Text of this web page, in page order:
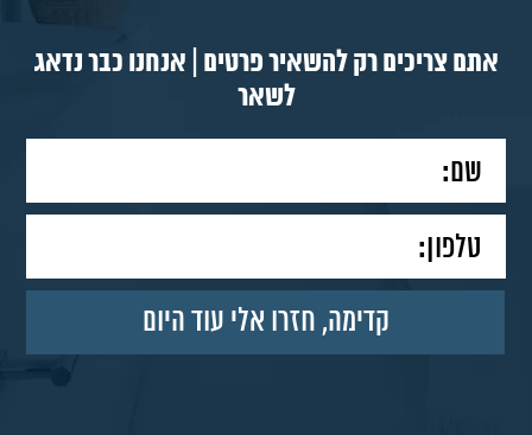
אתם צריכים רק להשאיר פרטים | אנחנו כבר נדאג
לשאר